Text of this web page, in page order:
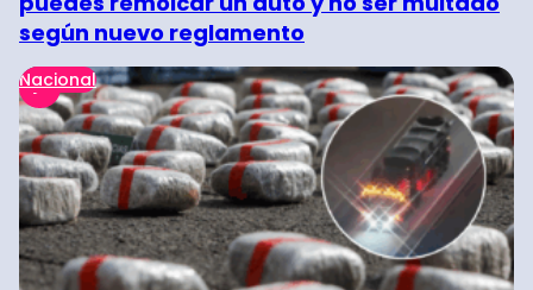
según nuevo reglamento
Nacional